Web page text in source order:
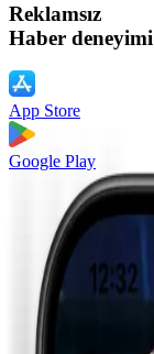
Reklamsız
Haber deneyimi
App Store
Google Play